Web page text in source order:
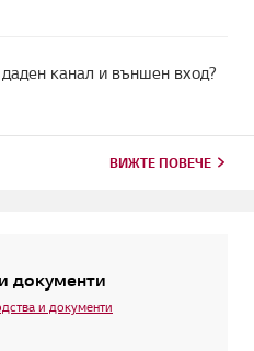
канал и външен вход?
ВИЖТЕ ПОВЕЧЕ
документи
и документи